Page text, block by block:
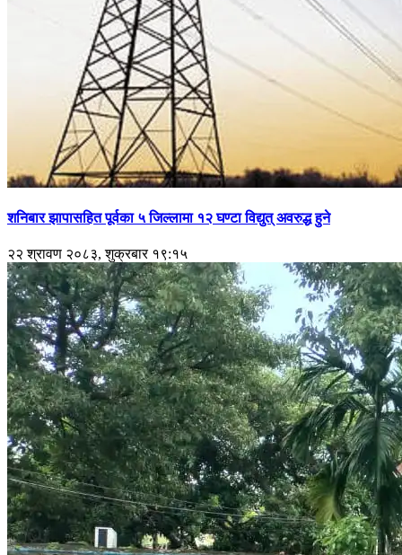
शनिबार झापासहित पूर्वका ५ जिल्लामा १२ घण्टा विद्युत् अवरुद्ध हुने
२२ श्रावण २०८३, शुक्रबार १९:१५